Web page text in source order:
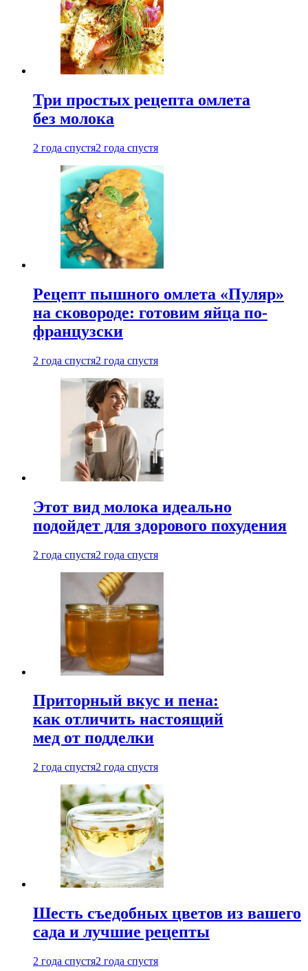
Три простых рецепта омлета
без молока
2 года спустя2 года спустя
Рецепт пышного омлета «Пуляр»
на сковороде: готовим яйца по-
французски
2 года спустя2 года спустя
Этот вид молока идеально
подойдет для здорового похудения
2 года спустя2 года спустя
Приторный вкус и пена:
как отличить настоящий
мед от подделки
2 года спустя2 года спустя
Шесть съедобных цветов из вашего
сада и лучшие рецепты
2 года спустя2 года спустя